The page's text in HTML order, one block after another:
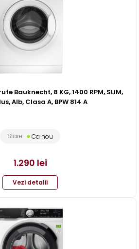
Bauknecht, 8 KG, 1400 RPM, SLIM,
Alb, Clasa A, BPW 814 A
Stare: Ca nou
1.290 lei
Vezi detalii